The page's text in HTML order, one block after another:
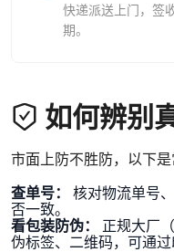
快递派送上门，签
期。
如何辨别
市面上防不胜防，以下是
查单号：
核对物流单号
否一致。
看包装防伪：
正规大厂
伪标签、二维码，可通过